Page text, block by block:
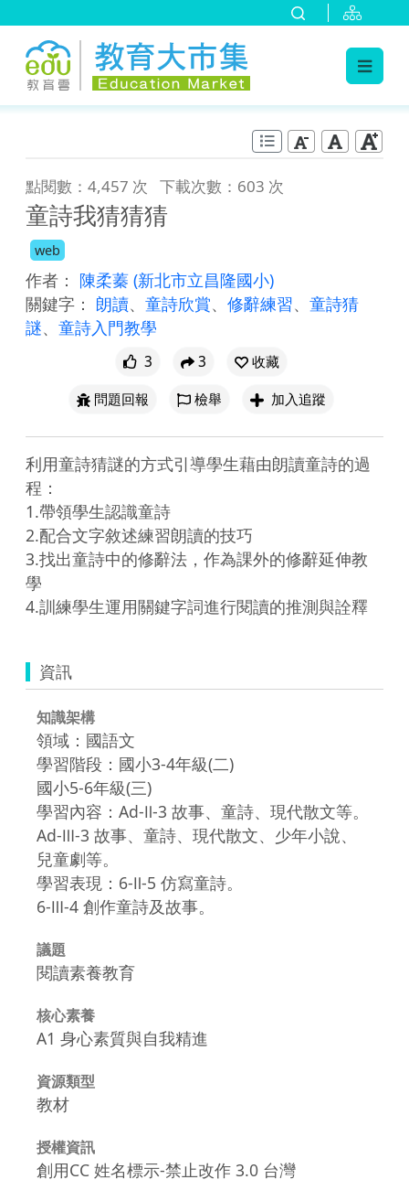
點閱數：4,457 次 下載次數：603 次
童詩我猜猜猜
web
作者： 陳柔蓁 (新北市立昌隆國小)
關鍵字： 朗讀、 童詩欣賞、 修辭練習、 童詩猜
謎、 童詩入門教學
3 3
收藏
問題回報
檢舉 加入追蹤
利用童詩猜謎的方式引導學生藉由朗讀童詩的過
程：
1.帶領學生認識童詩
2.配合文字敘述練習朗讀的技巧
3.找出童詩中的修辭法，作為課外的修辭延伸教
學
資訊
知識架構
領域：國語文
學習階段：國小3-4年級(二)
國小5-6年級(三)
學習內容：Ad-Ⅱ-3 故事、童詩、現代散文等。
Ad-Ⅲ-3 故事、童詩、現代散文、少年小說、
兒童劇等。
學習表現：6-Ⅱ-5 仿寫童詩。
6-Ⅲ-4 創作童詩及故事。
議題
閱讀素養教育
核心素養
A1 身心素質與自我精進
資源類型
教材
授權資訊
創用CC 姓名標示-禁止改作 3.0 台灣